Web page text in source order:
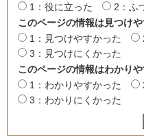
1：役に立った
2：ふ
このページの情報は見つけ
1：見つけやすかった
3：見つけにくかった
このページの情報はわかり
1：わかりやすかった
3：わかりにくかった